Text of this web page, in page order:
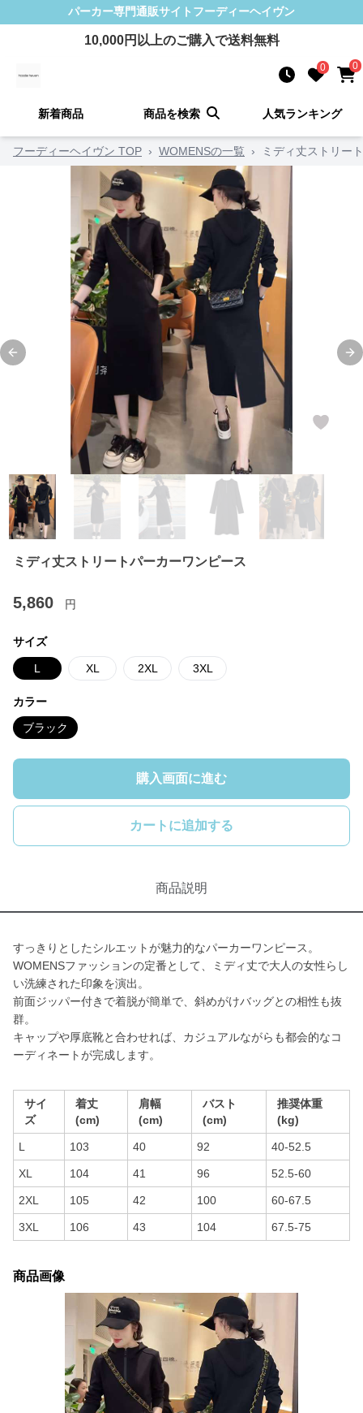
パーカー専門通販サイト フーディーヘイヴン
10,000円以上のご購入で送料無料
0 0
新着商品 商品を検索 人気ランキング
フーディーヘイヴン TOP › WOMENSの一覧 › ミディ丈ストリー
Previous slide
ミディ丈ストリートパーカーワンピース
5,860 円
サイズ
L XL 2XL 3XL
カラー
ブラック
購入画面に進む
カートに追加する
商品説明
すっきりとしたシルエットが魅力的なパーカーワンピース。
WOMENSファッションの定番として、ミディ丈で大人の女性らし
い洗練された印象を演出。
前面ジッパー付きで着脱が簡単で、斜めがけバッグとの相性も抜
群。
キャップや厚底靴と合わせれば、カジュアルながらも都会的なコ
ーディネートが完成します。
サイ
ズ
着丈
(cm)
肩幅
(cm)
バスト
(cm)
推奨体重
(kg)
L 103 40 92 40-52.5
XL 104 41 96 52.5-60
2XL 105 42 100 60-67.5
3XL 106 43 104 67.5-75
商品画像